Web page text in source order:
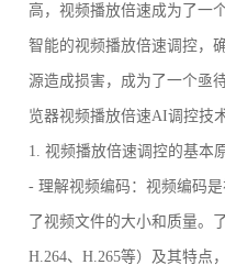
高，视频播放倍速成为了一
智能的视频播放倍速调控，
源造成损害，成为了一个亟
览器视频播放倍速AI调控技
1. 视频播放倍速调控的基本
- 理解视频编码：视频编码
了视频文件的大小和质量。
H.264、H.265等）及其特点